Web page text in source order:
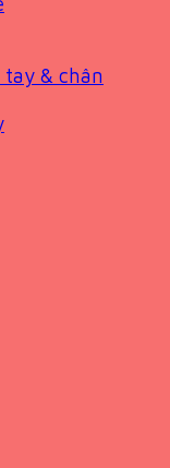
& chân